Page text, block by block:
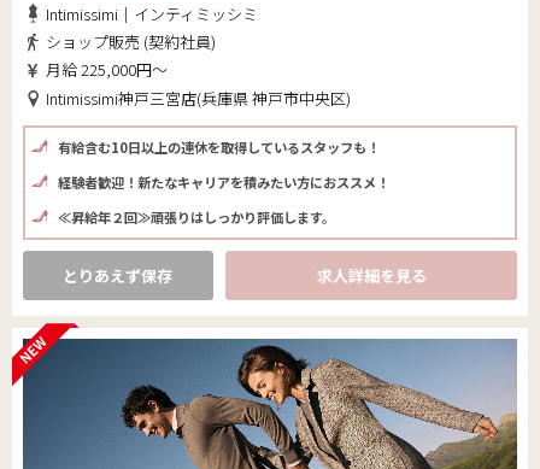
Intimissimi｜インティミッシミ
ショップ販売 (契約社員)
月給 225,000円～
Intimissimi神戸三宮店(兵庫県 神戸市中央区)
有給含む10日以上の連休を取得しているスタッフも！
経験者歓迎！新たなキャリアを積みたい方におススメ！
≪昇給年２回≫頑張りはしっかり評価します。
とりあえず保存 求人詳細を見る